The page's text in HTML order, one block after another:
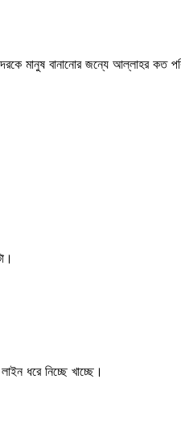
মানুষ বানানোর জন্যে আল্লাহর কত
ধরে নিচ্ছে খাচ্ছে।